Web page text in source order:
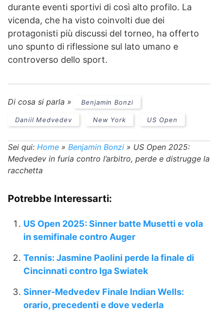
durante eventi sportivi di così alto profilo. La
vicenda, che ha visto coinvolti due dei
protagonisti più discussi del torneo, ha offerto
uno spunto di riflessione sul lato umano e
controverso dello sport.
Di cosa si parla » Benjamin Bonzi
Daniil Medvedev New York US Open
Sei qui: Home » Benjamin Bonzi » US Open 2025:
Medvedev in furia contro l’arbitro, perde e distrugge la
racchetta
Potrebbe Interessarti:
US Open 2025: Sinner batte Musetti e vola
in semifinale contro Auger
Tennis: Jasmine Paolini perde la finale di
Cincinnati contro Iga Swiatek
Sinner-Medvedev Finale Indian Wells:
orario, precedenti e dove vederla